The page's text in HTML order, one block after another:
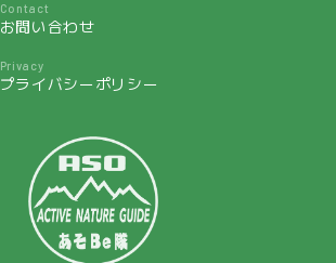
Contact
お問い合わせ
Privacy
プライバシーポリシー